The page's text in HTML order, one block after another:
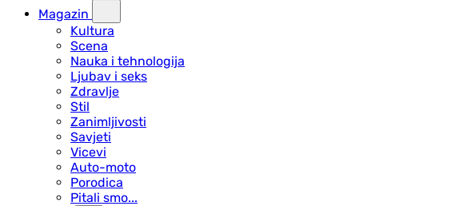
Magazin
Kultura
Scena
Nauka i tehnologija
Ljubav i seks
Zdravlje
Stil
Zanimljivosti
Savjeti
Vicevi
Auto-moto
Porodica
Pitali smo...